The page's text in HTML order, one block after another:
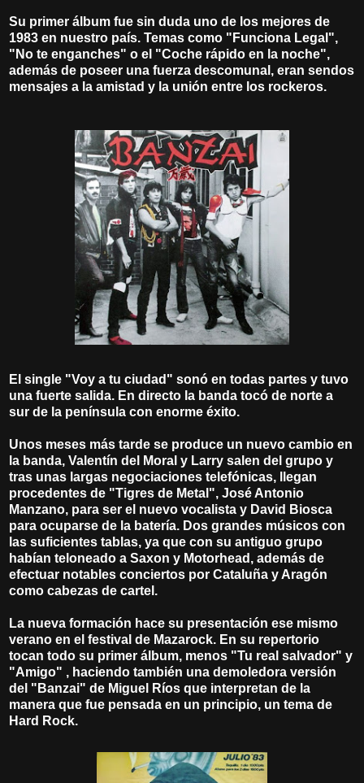
Su primer álbum fue sin duda uno de los mejores de
1983 en nuestro país. Temas como "Funciona Legal",
"No te enganches" o el "Coche rápido en la noche",
además de poseer una fuerza descomunal, eran sendos
mensajes a la amistad y la unión entre los rockeros.
El single "Voy a tu ciudad" sonó en todas partes y tuvo
una fuerte salida. En directo la banda tocó de norte a
sur de la península con enorme éxito.
Unos meses más tarde se produce un nuevo cambio en
la banda, Valentín del Moral y Larry salen del grupo y
tras unas largas negociaciones telefónicas, llegan
procedentes de "Tigres de Metal", José Antonio
Manzano, para ser el nuevo vocalista y David Biosca
para ocuparse de la batería. Dos grandes músicos con
las suficientes tablas, ya que con su antiguo grupo
habían teloneado a Saxon y Motorhead, además de
efectuar notables conciertos por Cataluña y Aragón
como cabezas de cartel.
La nueva formación hace su presentación ese mismo
verano en el festival de Mazarock. En su repertorio
tocan todo su primer álbum, menos "Tu real salvador" y
"Amigo" , haciendo también una demoledora versión
del "Banzai" de Miguel Ríos que interpretan de la
manera que fue pensada en un principio, un tema de
Hard Rock.